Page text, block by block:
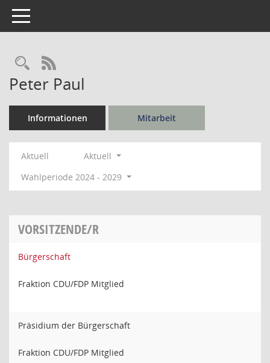
Toggle navigation
Rechercheauswahl
RSS-Feed
Peter Paul
Informationen Mitarbeit
Aktuell
Aktuell
Wahlperiode 2024 - 2029
VORSITZENDE/R
Bürgerschaft
Fraktion CDU/FDP Mitglied
Präsidium der Bürgerschaft
Fraktion CDU/FDP Mitglied